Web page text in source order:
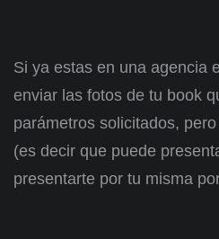
Si ya estas en una agencia
enviar las fotos de tu book
parámetros solicitados,
(es decir que puede
presentarte por tu misma